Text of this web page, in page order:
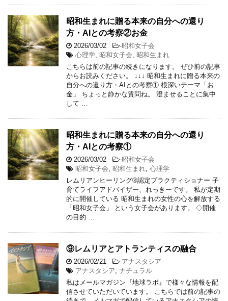
昭和生まれに贈る本来の自分への還り
方・AIとの考察②お金
2026/03/02 -昭和女子会
心理学, 昭和女子会, 昭和生まれ
こちらは前の記事の続きになります。 ぜひ前の記事
からお読みください。 ↓↓↓ 昭和生まれに贈る本来の
自分への還り方・AIとの考察① 根深いテーマ「お
金」 ちょっと静かな質問ね。 澄ませることに集中
して …
昭和生まれに贈る本来の自分への還り
方・AIとの考察①
2026/03/02 -昭和女子会
昭和女子会, 昭和生まれ, 心理学
レムリアンヒーリング®認定プラクティショナー 子
育てライフアドバイザー、れっきーです。 私が定期
的に開催している 昭和生まれの女性の心を解放する
「昭和女子会」 という女子会があります。 ◇開催
の目的 …
⑨レムリアとアトランティスの融合
2026/02/21 -アナスタシア
アナスタシア, ナチュラル
私はメールマガジン『地球ラボ』で様々な情報を配
信させていただいています。 こちらでは前の記事の